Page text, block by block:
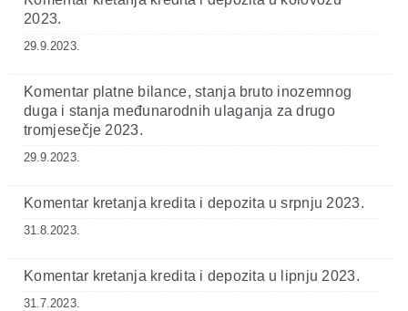
2023.
29.9.2023.
Komentar platne bilance, stanja bruto inozemnog
duga i stanja međunarodnih ulaganja za drugo
tromjesečje 2023.
29.9.2023.
Komentar kretanja kredita i depozita u srpnju 2023.
31.8.2023.
Komentar kretanja kredita i depozita u lipnju 2023.
31.7.2023.